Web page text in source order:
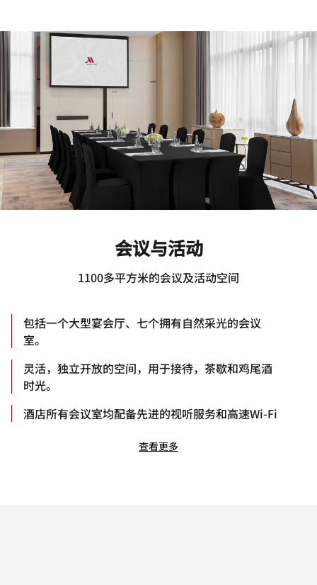
会议与活动
1100多平方米的会议及活动空间
包括一个大型宴会厅、七个拥有自然采光的会议
室。
灵活，独立开放的空间，用于接待，茶歇和鸡尾酒
时光。
酒店所有会议室均配备先进的视听服务和高速Wi-Fi
查看更多